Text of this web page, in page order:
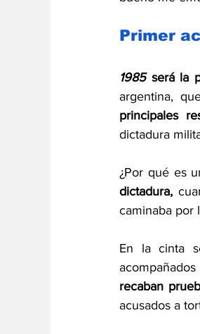
Primer
1985 será la
argentina,
principales
dictadura
¿Por qué es
dictadura,
caminaba por
En la cinta
recaban
acusados a